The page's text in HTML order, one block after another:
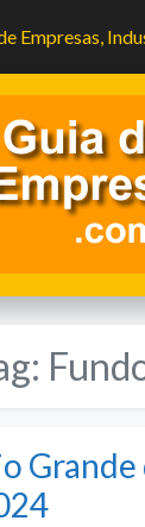
Empresas,